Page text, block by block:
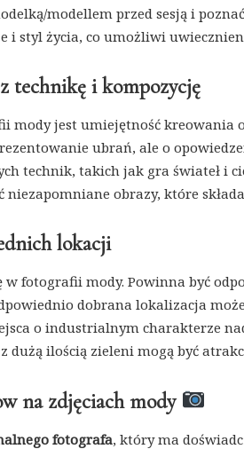
modellem przed sesją i
i styl życia, co umożliwi
technikę i kompozycję
mody jest umiejętność kreowania
ubrań, ale o
technik, takich jak gra świateł i
obrazy, które
lokacji
fotografii mody. Powinna być
dobrana lokalizacja
o industrialnym charakterze
dużą ilością zieleni mogą być
na zdjęciach mody
fotografa, który ma